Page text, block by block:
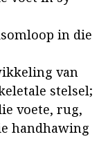
in die
van
stelsel;
voete, rug,
handhawing